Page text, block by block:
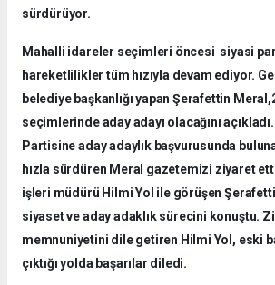
sürdürüyor.
Mahalli idareler seçimleri öncesi siyasi
hareketlilikler tüm hızıyla devam ediyor.
belediye başkanlığı yapan Şerafettin
seçimlerinde aday adayı olacağını
Partisine aday adaylık başvurusunda
hızla sürdüren Meral gazetemizi ziyaret
işleri müdürü Hilmi Yol ile görüşen
siyaset ve aday adaklık sürecini konuştu.
memnuniyetini dile getiren Hilmi Yol, eski
çıktığı yolda başarılar diledi.